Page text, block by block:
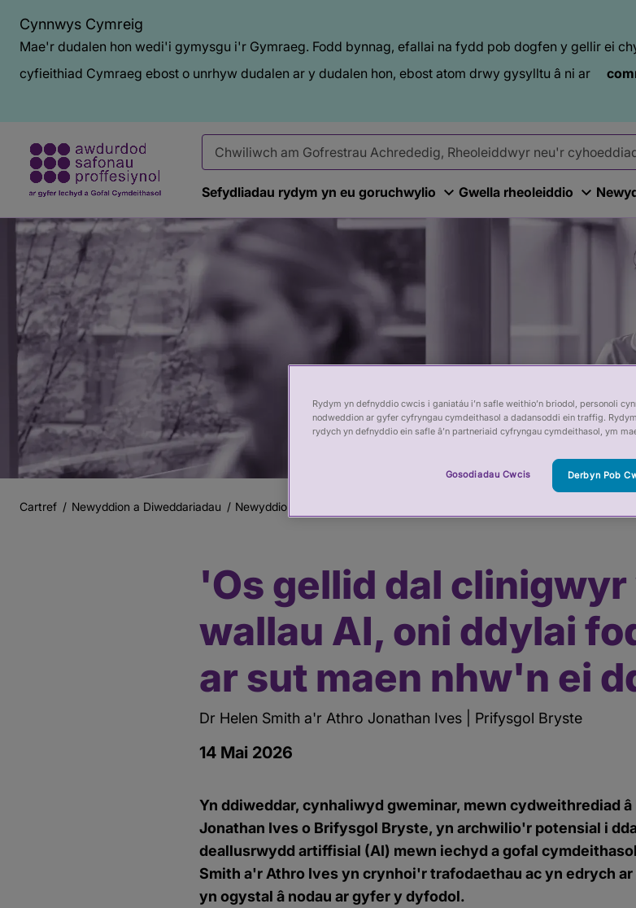
Cynnwys Cymreig
Mae'r dudalen hon wedi'i gymysgu i'r Gymraeg. Fodd bynnag, efallai na fydd pob dogfen y gellir ei
cyfieithiad Cymraeg ebost o unrhyw dudalen ar y dudalen hon, ebost atom drwy gysylltu â ni ar
Sefydliadau rydym yn eu goruchwylio Gwella rheoleiddio
Baner
tudalen
Briwsion
Cartref Newyddion a Diweddariadau Newyddion 'Os gellid dal clinigwyr yn atebol am wallau AI, oni ddylai fod
'Os gellid dal clinigwyr
wallau AI, oni ddylai
ar sut maen nhw'n ei
Dr Helen Smith a'r Athro Jonathan Ives | Prifysgol Bryste
14 Mai 2026
Yn ddiweddar, cynhaliwyd gweminar, mewn cydweithrediad â
Jonathan Ives o Brifysgol Bryste, yn archwilio'r potensial i
deallusrwydd artiffisial (AI) mewn iechyd a gofal
Smith a'r Athro Ives yn crynhoi'r trafodaethau ac yn edrych
yn ogystal â nodau ar gyfer y dyfodol.
Rydym yn defnyddio cwcis i ganiatáu i’n safle weithio’n briodol, personoli
nodweddion ar gyfer cyfryngau cymdeithasol a dadansoddi ein traffig.
rydych yn defnyddio ein safle â’n partneriaid cyfryngau cymdeithasol, ym
Gosodiadau Cwcis Derbyn Pob